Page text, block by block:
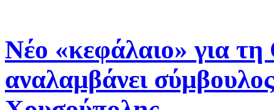
Νέο «κεφάλαιο» για
αναλαμβάνει